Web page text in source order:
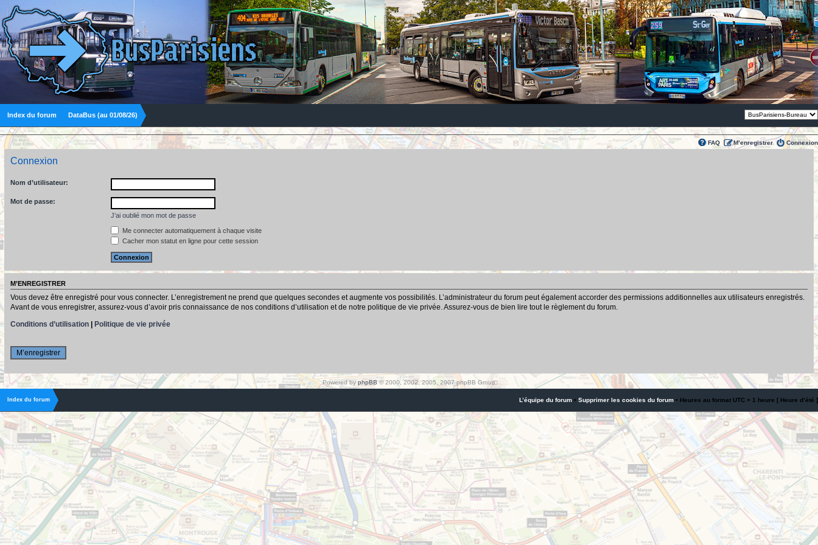
Index du forum DataBus (au 01/08/26)
FAQ M’enregistrer Connexion
Connexion
Nom d’utilisateur:
Mot de passe:
J’ai oublié mon mot de passe
Me connecter automatiquement à chaque visite
Cacher mon statut en ligne pour cette session
M’ENREGISTRER
Vous devez être enregistré pour vous connecter. L’enregistrement ne prend que quelques secondes et augmente vos possibilités. L’administrateur du forum peut également accorder des permissions additionnelles aux utilisateurs enregistrés.
Avant de vous enregistrer, assurez-vous d’avoir pris connaissance de nos conditions d’utilisation et de notre politique de vie privée. Assurez-vous de bien lire tout le règlement du forum.
Conditions d’utilisation
Politique de vie privée
M’enregistrer
Powered by phpBB© 2000, 2002, 2005, 2007 phpBB Group
Index du forum L’équipe du forum • Supprimer les cookies du forum • Heures au format UTC + 1 heure [ Heure d’été ]